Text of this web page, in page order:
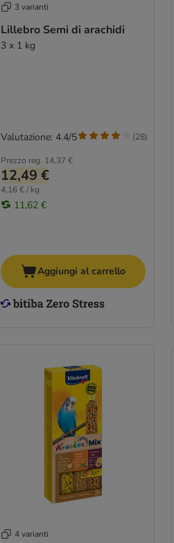
3 varianti
Lillebro Semi di arachidi
3 x 1 kg
Prezzo reg. 14,37 €
12,49 €
4,16 € / kg
11,62 €
Valutazione: 4.4/5 (28)
Aggiungi al carrello
4 varianti